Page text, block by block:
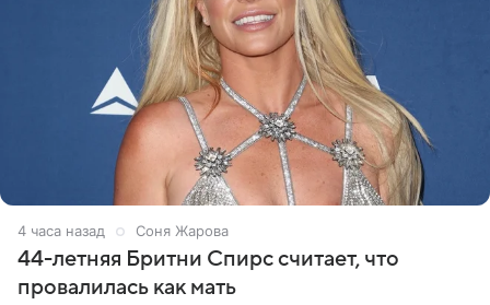
4 часа назад Соня Жарова
44-летняя Бритни Спирс считает, что
провалилась как мать